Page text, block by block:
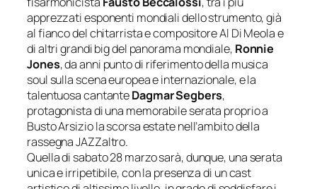
apprezzati esponenti mondiali dello strumento, già
al fianco del chitarrista e compositore Al Di Meola e
di altri grandi big del panorama mondiale, Ronnie
Jones, da anni punto di riferimento della musica
soul sulla scena europea e internazionale, e la
talentuosa cantanteDagmar Segbers,
protagonista di una memorabile serata proprio a
Busto Arsizio la scorsa estate nell’ambito della
rassegnaJAZZaltro.
Quella di sabato 28 marzo sarà, dunque, una serata
unica e irripetibile, con la presenza di un cast